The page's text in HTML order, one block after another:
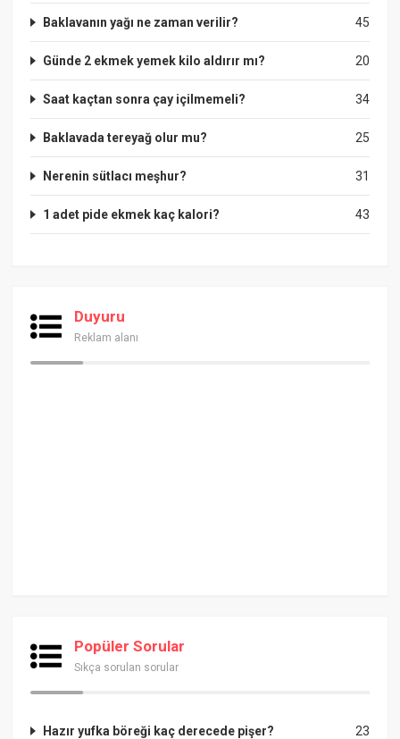
45
Baklavanın yağı ne zaman verilir?
20
Günde 2 ekmek yemek kilo aldırır mı?
34
Saat kaçtan sonra çay içilmemeli?
25
Baklavada tereyağ olur mu?
31
Nerenin sütlacı meşhur?
43
1 adet pide ekmek kaç kalori?
Duyuru
Reklam alanı
Popüler Sorular
Sıkça sorulan sorular
23
Hazır yufka böreği kaç derecede pişer?